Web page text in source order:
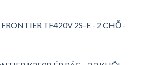
TF420V 2S-E - 2 CHỖ -